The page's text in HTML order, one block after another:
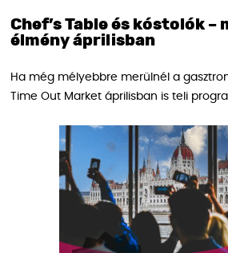
Chef’s Table és kóstolók –
élmény áprilisban
Ha még mélyebbre merülnél a
Time Out Market áprilisban is teli